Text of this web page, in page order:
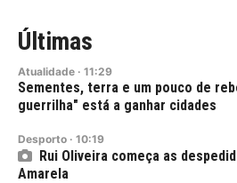
Últimas
Atualidade · 11:29
Sementes, terra e um pouco de
guerrilha" está a ganhar cidades
Desporto · 10:19
Rui Oliveira começa as
Amarela